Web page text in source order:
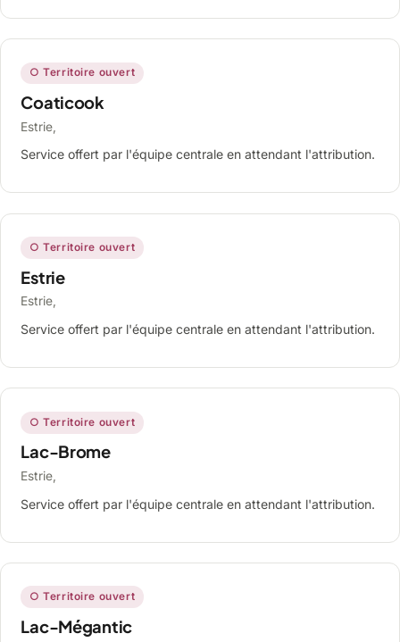
○ Territoire ouvert
Coaticook
Estrie,
Service offert par l'équipe centrale en attendant l'attribution.
○ Territoire ouvert
Estrie
Estrie,
Service offert par l'équipe centrale en attendant l'attribution.
○ Territoire ouvert
Lac-Brome
Estrie,
Service offert par l'équipe centrale en attendant l'attribution.
○ Territoire ouvert
Lac-Mégantic